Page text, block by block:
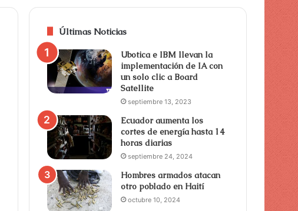
Últimas Noticias
Ubotica e IBM llevan la
implementación de IA con
un solo clic a Board
Satellite
septiembre 13, 2023
Ecuador aumenta los
cortes de energía hasta 14
horas diarias
septiembre 24, 2024
Hombres armados atacan
otro poblado en Haití
octubre 10, 2024